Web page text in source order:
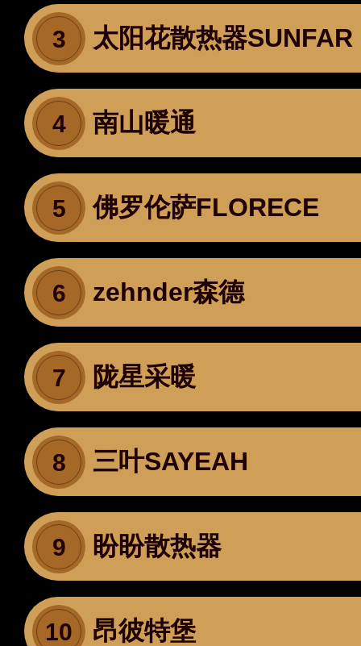
3 太阳花散热器SUNFAR
4 南山暖通
5 佛罗伦萨FLORECE
6 zehnder森德
7 陇星采暖
8 三叶SAYEAH
9 盼盼散热器
10 昂彼特堡